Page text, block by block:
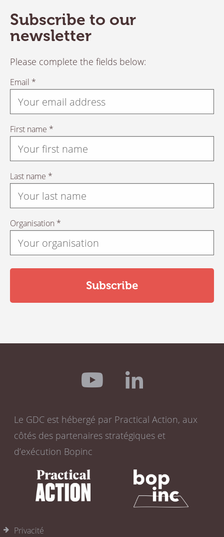
Subscribe to our
newsletter
Please complete the fields below:
Email *
First name *
Last name *
Organisation *
Le GDC est hébergé par Practical Action, aux
côtés des partenaires stratégiques et
d’exécution Bopinc
Privacité